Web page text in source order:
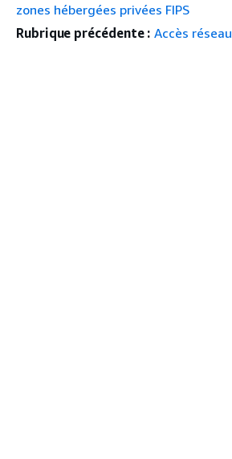
zones hébergées privées FIPS
Rubrique précédente : Accès réseau